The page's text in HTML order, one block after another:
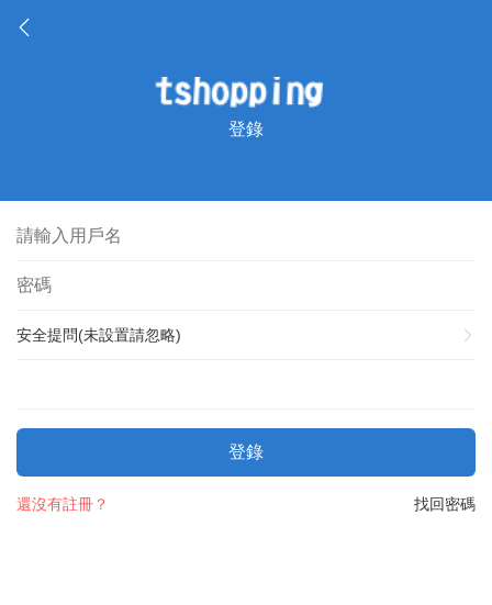
登錄
安全提問(未設置請忽略)
登錄
找回密碼
還沒有註冊？